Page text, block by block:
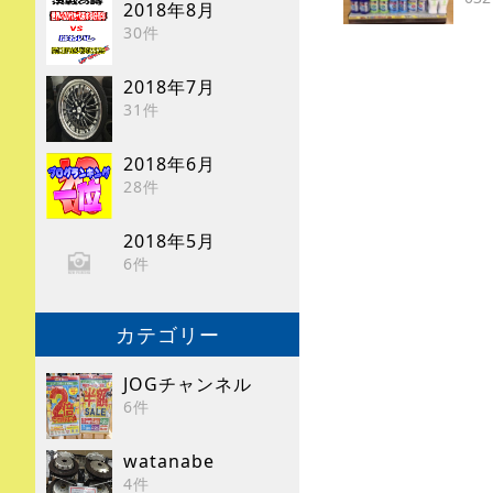
2018年8月
30件
2018年7月
31件
2018年6月
28件
2018年5月
6件
カテゴリー
JOGチャンネル
6件
watanabe
4件